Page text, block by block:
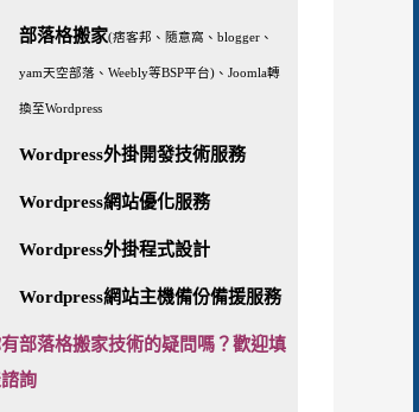
部落格搬家(痞客邦、隨意窩、blogger、
yam天空部落、Weebly等BSP平台)、Joomla轉
換至Wordpress
Wordpress外掛開發技術服務
Wordpress網站優化服務
Wordpress外掛程式設計
Wordpress網站主機備份備援服務
部落格搬家技術的疑問嗎？歡迎填
詢